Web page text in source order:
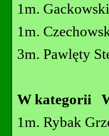
1m.
1m.
3m. Pawlęty
W kategorii
1m. Rybak